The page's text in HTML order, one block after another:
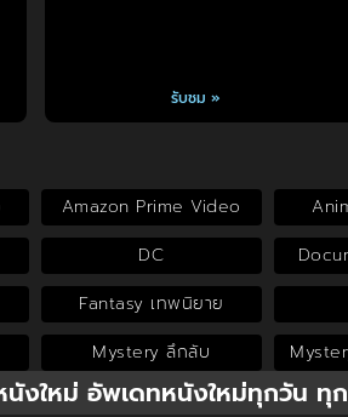
รับชม »
Amazon Prime Video
DC
Fantasy เทพนิยาย
Mystery ลึกลับ
งใหม่ อัพเดทหนังใหม่ทุกวัน ทุก